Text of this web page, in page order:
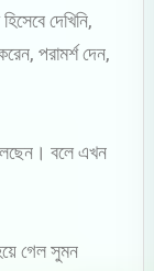
দেখিনি,
পরামর্শ দেন,
বলে এখন
গেল সুমন